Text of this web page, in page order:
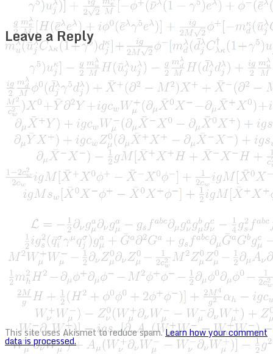
Leave a Reply
This site uses Akismet to reduce spam.Learn how your comment
data is processed.